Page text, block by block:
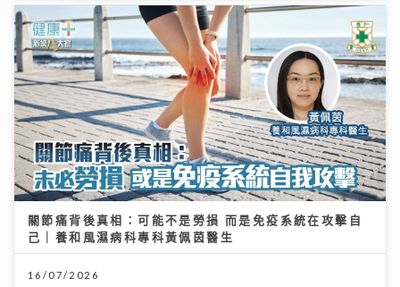
關節痛背後真相：可能不是勞損 而是免疫系統在攻擊自
己｜養和風濕病科專科黃佩茵醫生
16/07/2026